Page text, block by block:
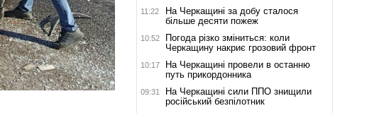
11:22
На Черкащині за добу сталося
більше десяти пожеж
10:52
Погода різко зміниться: коли
Черкащину накриє грозовий фронт
10:17
На Черкащині провели в останню
путь прикордонника
09:31
На Черкащині сили ППО знищили
російський безпілотник